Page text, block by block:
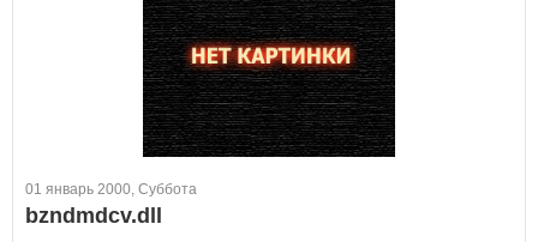
01 январь 2000, Суббота
bzndmdcv.dll